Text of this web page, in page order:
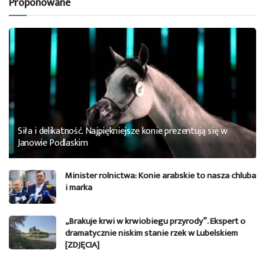
Siła i delikatność. Najpiękniejsze konie prezentują się w
Janowie Podlaskim
Minister rolnictwa: Konie arabskie to nasza chluba
i marka
„Brakuje krwi w krwiobiegu przyrody”. Ekspert o
dramatycznie niskim stanie rzek w Lubelskiem
[ZDJĘCIA]